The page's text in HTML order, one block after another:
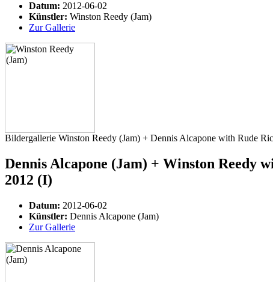
Datum: 2012-06-02
Künstler: Winston Reedy (Jam)
Zur Gallerie
Bildergallerie Winston Reedy (Jam) + Dennis Alcapone with Rude
Dennis Alcapone (Jam) + Winston Reedy
2012 (I)
Datum: 2012-06-02
Künstler: Dennis Alcapone (Jam)
Zur Gallerie